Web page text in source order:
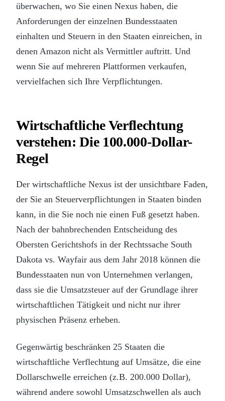
überwachen, wo Sie einen Nexus haben, die
Anforderungen der einzelnen Bundesstaaten
einhalten und Steuern in den Staaten einreichen, in
denen Amazon nicht als Vermittler auftritt. Und
wenn Sie auf mehreren Plattformen verkaufen,
vervielfachen sich Ihre Verpflichtungen.
Wirtschaftliche Verflechtung
verstehen: Die 100.000-Dollar-
Regel
Der wirtschaftliche Nexus ist der unsichtbare Faden,
der Sie an Steuerverpflichtungen in Staaten binden
kann, in die Sie noch nie einen Fuß gesetzt haben.
Nach der bahnbrechenden Entscheidung des
Obersten Gerichtshofs in der Rechtssache South
Dakota vs. Wayfair aus dem Jahr 2018 können die
Bundesstaaten nun von Unternehmen verlangen,
dass sie die Umsatzsteuer auf der Grundlage ihrer
wirtschaftlichen Tätigkeit und nicht nur ihrer
physischen Präsenz erheben.
Gegenwärtig beschränken 25 Staaten die
wirtschaftliche Verflechtung auf Umsätze, die eine
Dollarschwelle erreichen (z.B. 200.000 Dollar),
während andere sowohl Umsatzschwellen als auch